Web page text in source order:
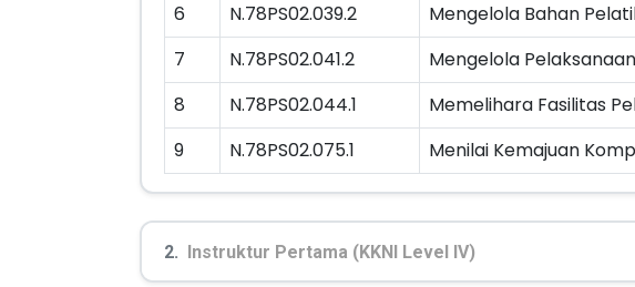
6
N.78PS02.039.2 Mengelola Bahan
7
N.78PS02.041.2 Mengelola
8
N.78PS02.044.1 Memelihara Fasilitas
9
N.78PS02.075.1 Menilai Kemajuan
2. Instruktur Pertama (KKNI Level IV)